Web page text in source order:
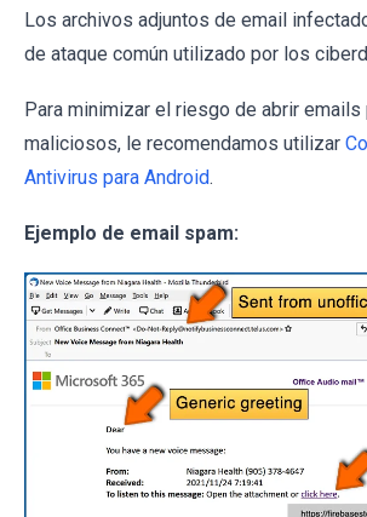
Los archivos adjuntos de email
de ataque común utilizado por los
Para minimizar el riesgo de abrir emails
maliciosos, le recomendamos utilizar
Antivirus para Android.
Ejemplo de email spam: